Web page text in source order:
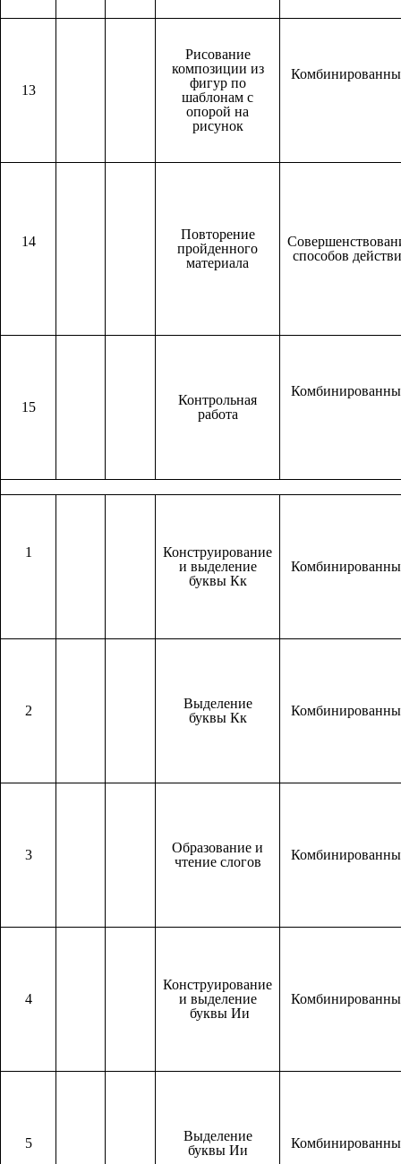
13
Рисование
композиции из
фигур по
шаблонам с
опорой на
рисунок
14
Повторение
пройденного
материала
способов
15
Контрольная
работа
1
Конструирование
и выделение
буквы Кк
2
Выделение
буквы Кк
3
Образование и
чтение слогов
4
Конструирование
и выделение
буквы Ии
5
Выделение
буквы Ии